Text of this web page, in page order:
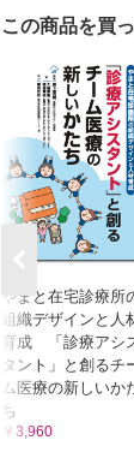
やせと
栄養食
4 耳鼻咽喉
嚥下障
嚥下障
5 歯科医
パーキ
6 整形外科
事例 転
事例 腰
7 泌尿器科
パーキ
事例 過
この商品を買
やまと在宅診療所
組織デザインと人
育成 「診療アシ
タント」と創るチ
ム医療の新しいか
ち
￥3,960